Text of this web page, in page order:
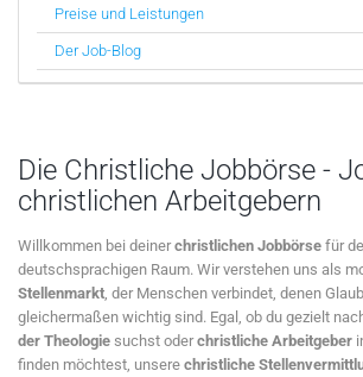
Preise und Leistungen
Der Job-Blog
Die Christliche Jobbörse -
christlichen Arbeitgebern
Willkommen bei deinerchristlichen Jobbörse für
deutschsprachigen Raum. Wir verstehen uns als
Stellenmarkt , der Menschen verbindet, denen
gleichermaßen wichtig sind. Egal, ob du gezielt
der Theologie suchst oderchristliche Arbeitgeber
finden möchtest, unsere christliche